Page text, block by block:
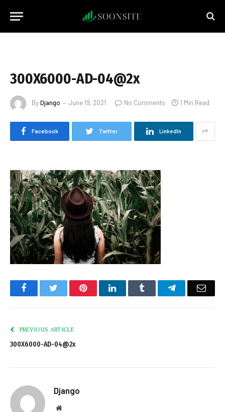
300X6000-AD-04@2x
ByDjango June 19, 2021 No Comments 1 Min Read
Facebook Twitter LinkedIn
FacebookTwitter PinterestLinkedIn Tumblr Telegram
PREVIOUS ARTICLE
300X6000-AD-04@2x
Django
Website